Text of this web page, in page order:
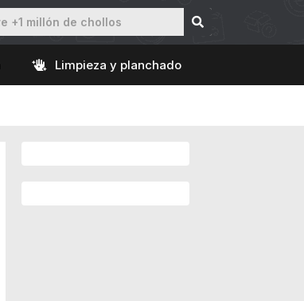
Limpieza y planchado